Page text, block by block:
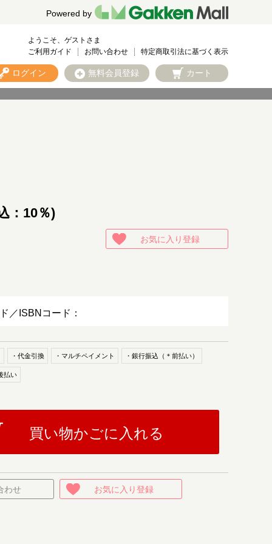
Powered by
ようこそ、ゲストさま
ご利用ガイド
お問い合わせ 特定商取引法に基づく表示
ログイン 無料会員登録 カート
：10％)
お気に入り登録
／ISBNコード：
・代金引換 ・マルチペイメント ・銀行振込（＊前払い）
払い
買い物かごに入れる
わせ お気に入り登録